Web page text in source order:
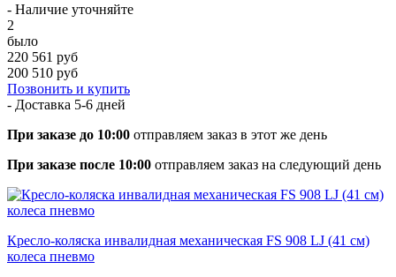
- Наличие уточняйте
2
было
220 561 руб
200 510 руб
Позвонить и купить
- Доставка 5-6 дней
При заказе до 10:00 отправляем заказ в этот же день
При заказе после 10:00 отправляем заказ на следующий день
Кресло-коляска инвалидная механическая FS 908 LJ (41 см)
колеса пневмо